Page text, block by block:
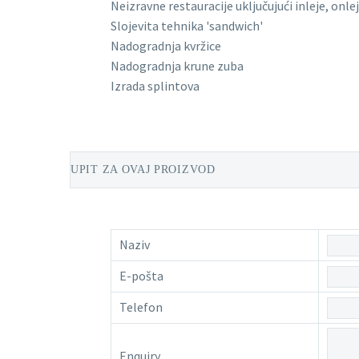
Neizravne restauracije uključujući inleje,
Slojevita tehnika 'sandwich'
Nadogradnja kvržice
Nadogradnja krune zuba
Izrada splintova
UPIT ZA OVAJ PROIZVOD
Naziv
E-pošta
Telefon